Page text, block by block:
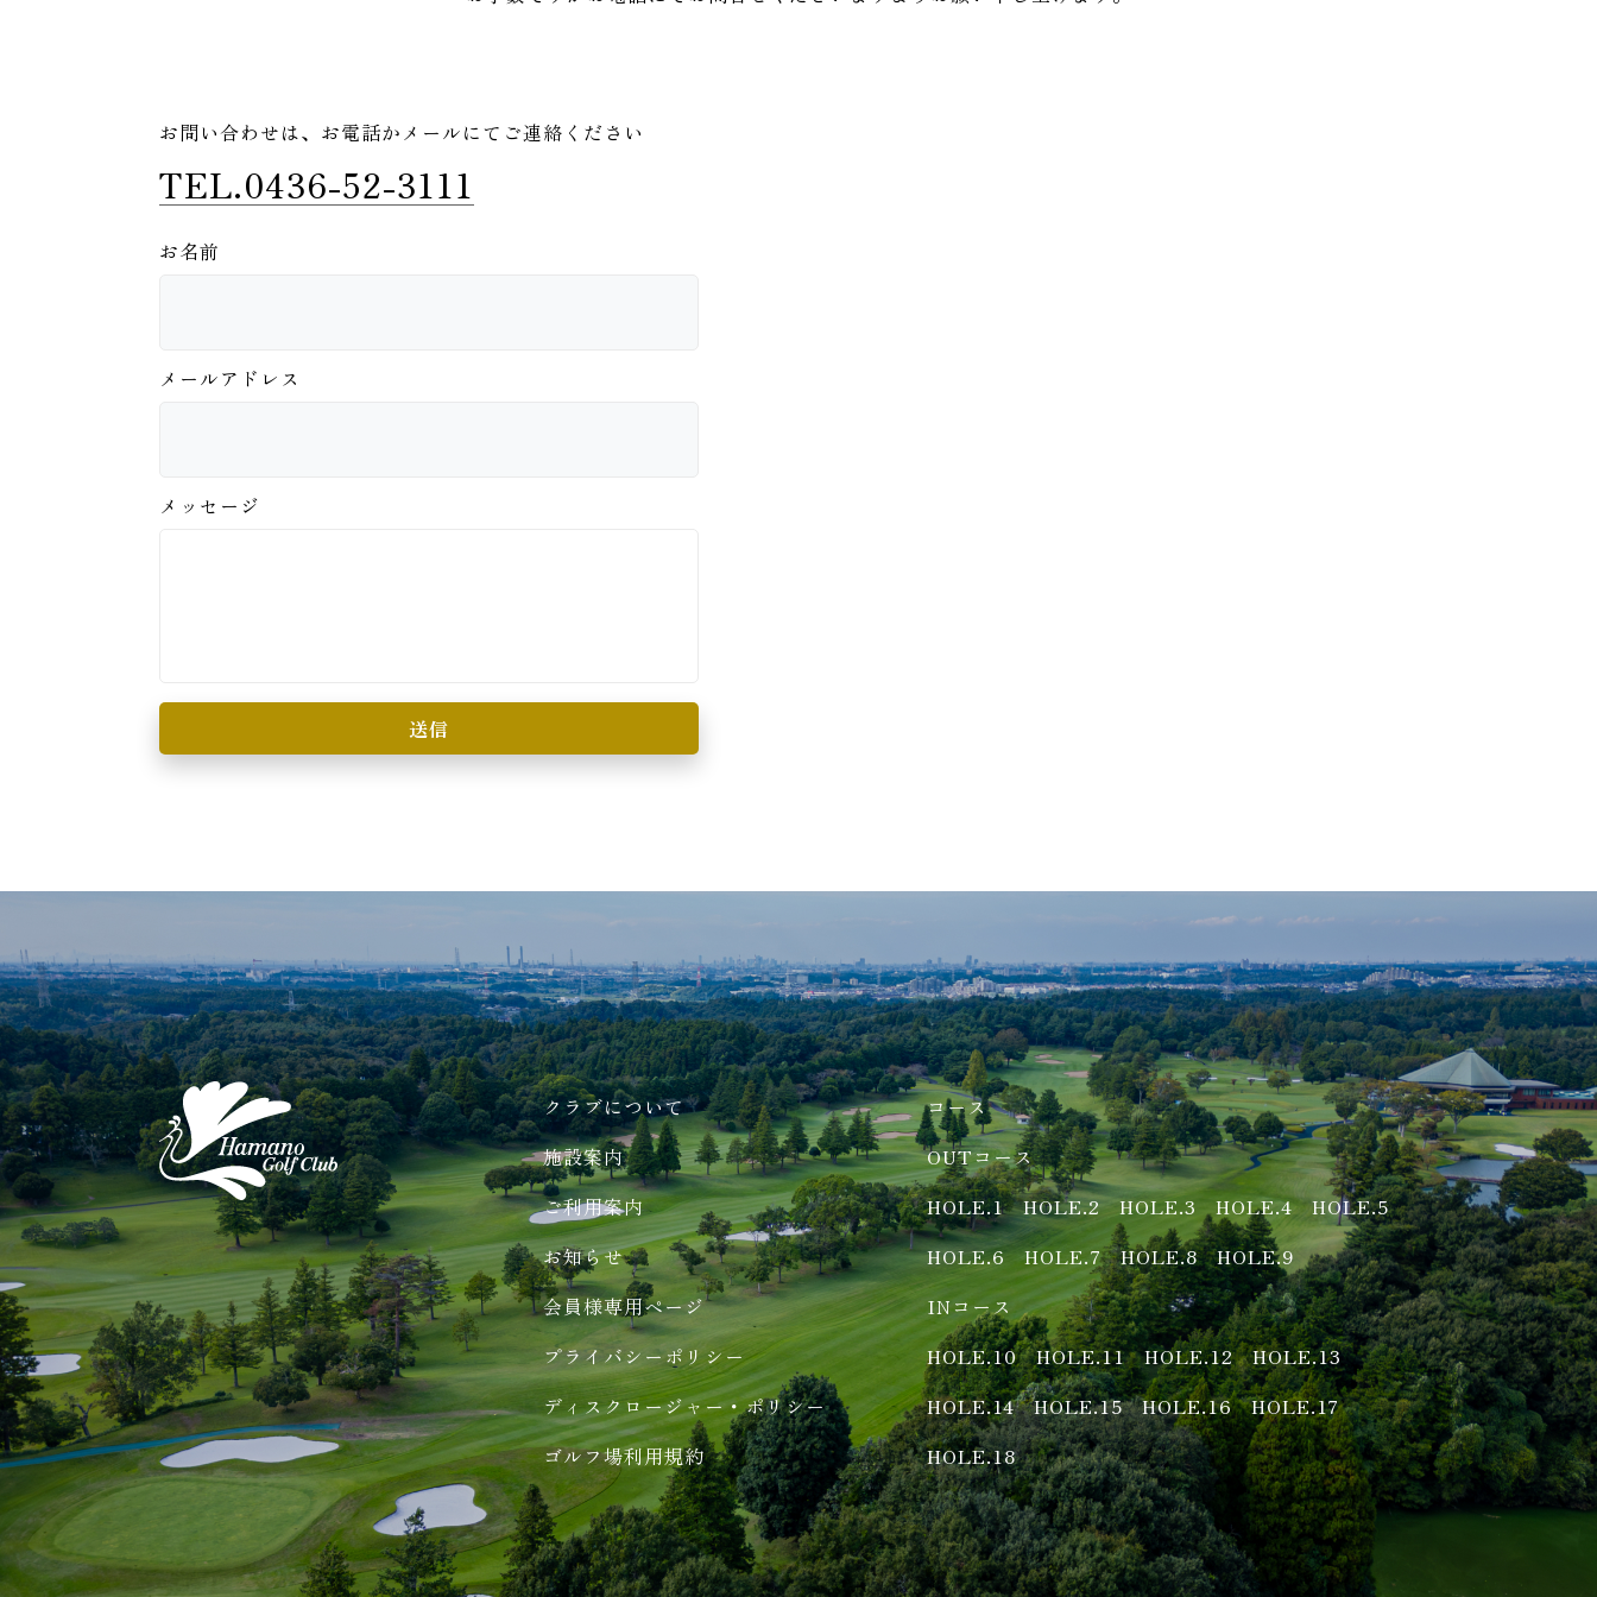
お問い合わせは、 お電話かメールにてご連絡ください
TEL.0436-52-3111
お名前
メールアドレス
メッセージ
クラブについて
施設案内
ご利用案内
お知らせ
会員様専用ページ
プライバシーポリシー
ディスクロージャー・ポリシー
ゴルフ場利用規約
コース
OUTコース
HOLE.1
HOLE.2 HOLE.3 HOLE.4
HOLE.5
HOLE.6
HOLE.7 HOLE.8
HOLE.9
INコース
HOLE.10
HOLE.11 HOLE.12
HOLE.13
HOLE.14
HOLE.15 HOLE.16
HOLE.17
HOLE.18